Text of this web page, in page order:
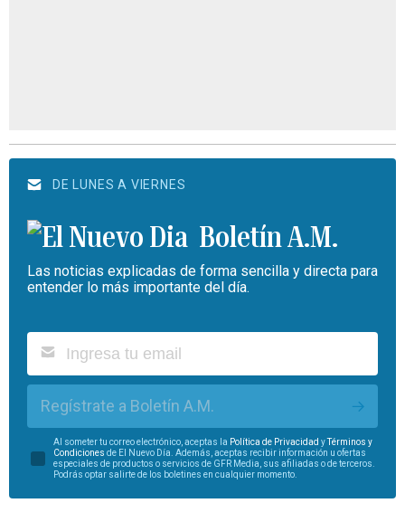
DE LUNES A VIERNES
Boletín A.M.
Las noticias explicadas de forma sencilla y directa para
entender lo más importante del día.
Regístrate a Boletín A.M.
Al someter tu correo electrónico, aceptas la Política de Privacidad yTérminos y
Condiciones de El Nuevo Día. Además, aceptas recibir información u ofertas
especiales de productos o servicios de GFR Media, sus afiliadas o de terceros.
Podrás optar salirte de los boletines en cualquier momento.